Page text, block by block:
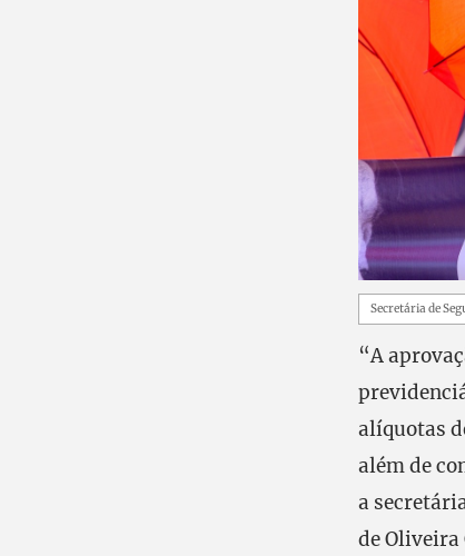
Secretária de
“A
alíquotas
além de
a
de Oliveira